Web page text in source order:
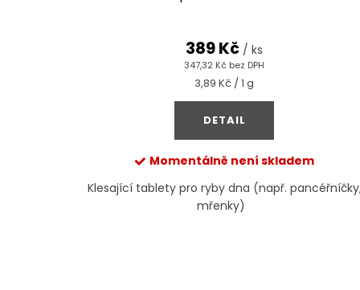
347,32 Kč bez DPH
389 Kč / ks
Měrná
cena:
3,89 Kč / 1 g
DETAIL
Momentálně není skladem
Klesající tablety pro ryby dna (např.
mřenky)